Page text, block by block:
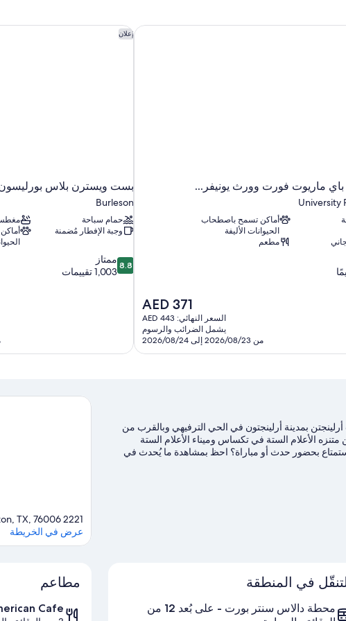
باي ماريوت فورت وورث يونيفر...
University
أماكن تسمح باصطحاب
الحيوانات الأليفة
مطعم
السعر
الحالي
هو
AED
371
AED 371
السعر النهائي: AED 443
يشمل الضرائب والرسوم
من 2026/08/23 إلى 2026/08/24
ماريوت فورت وورث يونيفر... إعلان
بست ويسترن بلاس
Burleson
حمام سباحة
وجبة الإفطار مُضمنة
8.8
من
8.8ممتاز
1,003 تقييمات
بست ويسترن بلاس بورليسون
بمدينة أرلينجتون في الحي الترفيهي وبالقرب من
الأعلام الستة في تكساس وميناء الأعلام الستة
بحضور حدث أو مباراة؟ احظ بمشاهدة ما يُحدث في
بما في ذلك الجولف.
2221 Brookhollow Plaza Dr, Arlington, TX, 76006
عرض في الخريطة
في المنطقة
محطة دالاس سنتر بورت - على بُعد 12 من
مطاعم
Cafe